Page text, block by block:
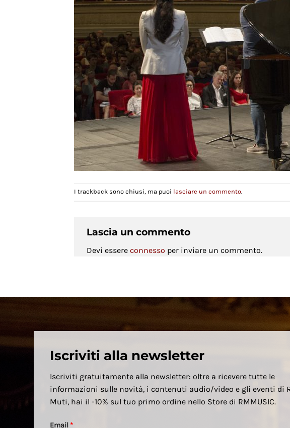
I trackback sono chiusi, ma puoi lasciare un commento.
Lascia un commento
Devi essere connesso per inviare un commento.
Iscriviti alla newsletter
Iscriviti gratuitamente alla newsletter: oltre a ricevere tutte le
informazioni sulle novità, i contenuti audio/video e gli eventi di
Muti, hai il -10% sul tuo primo ordine nello Store di RMMUSIC.
Email*